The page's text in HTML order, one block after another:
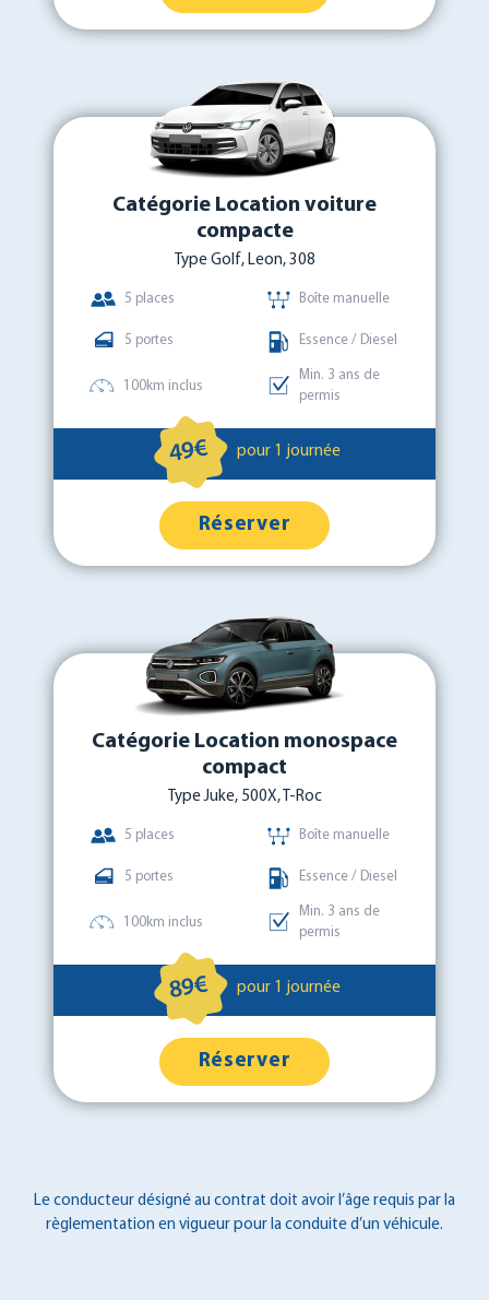
Catégorie Location voiture
compacte
Type Golf, Leon, 308
5 places Boîte manuelle
5 portes Essence / Diesel
100km inclus
Min. 3 ans de
permis
49€ pour 1 journée
Réserver
Catégorie Location monospace
compact
Type Juke, 500X, T-Roc
5 places Boîte manuelle
5 portes Essence / Diesel
100km inclus
Min. 3 ans de
permis
89€ pour 1 journée
Réserver
Le conducteur désigné au contrat doit avoir l’âge requis par la
règlementation en vigueur pour la conduite d’un véhicule.